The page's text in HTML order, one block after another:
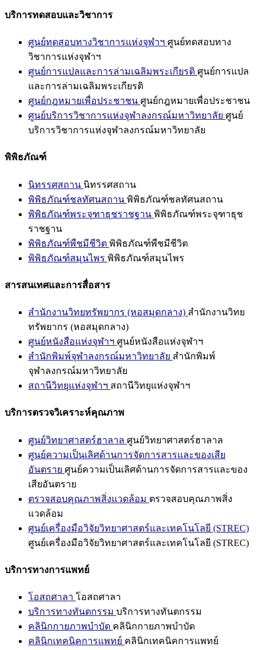
บริการทดสอบและวิชาการ
ศูนย์ทดสอบทางวิชาการแห่งจุฬาฯ ศูนย์ทดสอบทาง
วิชาการแห่งจุฬาฯ
ศูนย์การแปลและการล่ามเฉลิมพระเกียรติ ศูนย์การแปล
และการล่ามเฉลิมพระเกียรติ
ศูนย์กฎหมายเพื่อประชาชน ศูนย์กฎหมายเพื่อประชาชน
ศูนย์บริการวิชาการแห่งจุฬาลงกรณ์มหาวิทยาลัย ศูนย์
บริการวิชาการแห่งจุฬาลงกรณ์มหาวิทยาลัย
พิพิธภัณฑ์
นิทรรศสถาน นิทรรศสถาน
พิพิธภัณฑ์ชลทัศนสถาน พิพิธภัณฑ์ชลทัศนสถาน
พิพิธภัณฑ์พระจุฑาธุชราชฐาน พิพิธภัณฑ์พระจุฑาธุช
ราชฐาน
พิพิธภัณฑ์พืชมีชีวิต พิพิธภัณฑ์พืชมีชีวิต
พิพิธภัณฑ์สมุนไพร พิพิธภัณฑ์สมุนไพร
สารสนเทศและการสื่อสาร
สำนักงานวิทยทรัพยากร (หอสมุดกลาง) สำนักงานวิทย
ทรัพยากร (หอสมุดกลาง)
ศูนย์หนังสือแห่งจุฬาฯ ศูนย์หนังสือแห่งจุฬาฯ
สำนักพิมพ์จุฬาลงกรณ์มหาวิทยาลัย สำนักพิมพ์
จุฬาลงกรณ์มหาวิทยาลัย
สถานีวิทยุแห่งจุฬาฯ สถานีวิทยุแห่งจุฬาฯ
บริการตรวจวิเคราะห์คุณภาพ
ศูนย์วิทยาศาสตร์ฮาลาล ศูนย์วิทยาศาสตร์ฮาลาล
ศูนย์ความเป็นเลิศด้านการจัดการสารและของเสีย
อันตราย ศูนย์ความเป็นเลิศด้านการจัดการสารและของ
เสียอันตราย
ตรวจสอบคุณภาพสิ่งแวดล้อม ตรวจสอบคุณภาพสิ่ง
แวดล้อม
ศูนย์เครื่องมือวิจัยวิทยาศาสตร์และเทคโนโลยี (STREC)
ศูนย์เครื่องมือวิจัยวิทยาศาสตร์และเทคโนโลยี (STREC)
บริการทางการแพทย์
โอสถศาลา โอสถศาลา
บริการทางทันตกรรม บริการทางทันตกรรม
คลินิกกายภาพบำบัด คลินิกกายภาพบำบัด
คลินิกเทคนิคการแพทย์ คลินิกเทคนิคการแพทย์